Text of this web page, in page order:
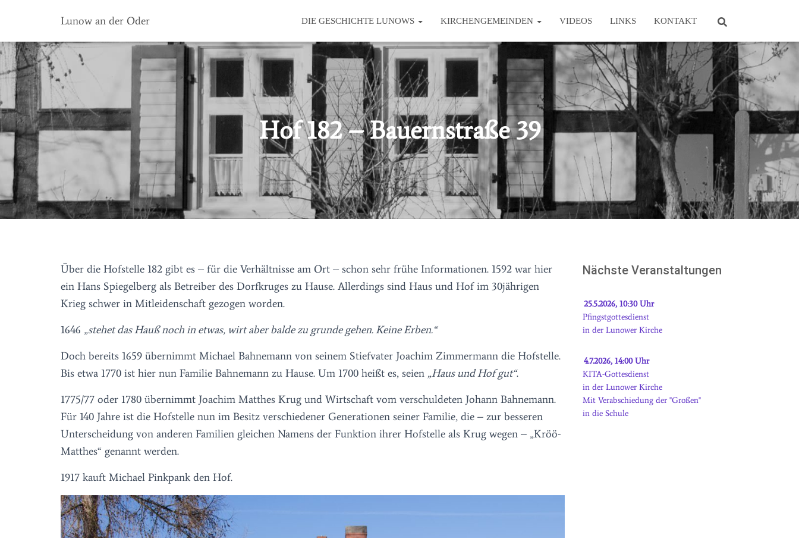
Lunow an der Oder DIE GESCHICHTE LUNOWS KIRCHENGEMEINDEN VIDEOS LINKS KONTAKT
Hof 182 – Bauernstraße 39
Über die Hofstelle 182 gibt es – für die Verhältnisse am Ort – schon sehr frühe Informationen. 1592 war hier
ein Hans Spiegelberg als Betreiber des Dorfkruges zu Hause. Allerdings sind Haus und Hof im 30jährigen
Krieg schwer in Mitleidenschaft gezogen worden.
1646 „stehet das Hauß noch in etwas, wirt aber balde zu grunde gehen. Keine Erben.“
Doch bereits 1659 übernimmt Michael Bahnemann von seinem Stiefvater Joachim Zimmermann die Hofstelle.
Bis etwa 1770 ist hier nun Familie Bahnemann zu Hause. Um 1700 heißt es, seien „Haus und Hof gut“.
1775/77 oder 1780 übernimmt Joachim Matthes Krug und Wirtschaft vom verschuldeten Johann Bahnemann.
Für 140 Jahre ist die Hofstelle nun im Besitz verschiedener Generationen seiner Familie, die – zur besseren
Unterscheidung von anderen Familien gleichen Namens der Funktion ihrer Hofstelle als Krug wegen – „Kröö-
Matthes“ genannt werden.
1917 kauft Michael Pinkpank den Hof.
Nächste Veranstaltungen
25.5.2026, 10:30 Uhr
Pfingstgottesdienst
in der Lunower Kirche
4.7.2026, 14:00 Uhr
KITA-Gottesdienst
in der Lunower Kirche
Mit Verabschiedung der "Großen"
in die Schule